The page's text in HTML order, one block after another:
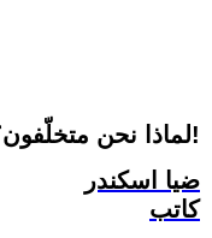
لماذا نحن متخلّفون؟!
ضيا اسكندر
كاتب